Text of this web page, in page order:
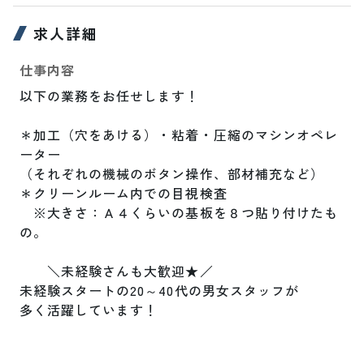
求人詳細
仕事内容
以下の業務をお任せします！
＊加工（穴をあける）・粘着・圧縮のマシンオペレ
ーター
（それぞれの機械のボタン操作、部材補充など）
＊クリーンルーム内での目視検査
※大きさ：Ａ４くらいの基板を８つ貼り付けたも
の。
＼未経験さんも大歓迎★／
未経験スタートの20～40代の男女スタッフが
多く活躍しています！